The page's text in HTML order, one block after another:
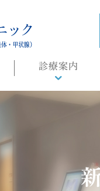
診療案内
診療概要
肥満症(ダイエット)外来
内科・生活習慣病